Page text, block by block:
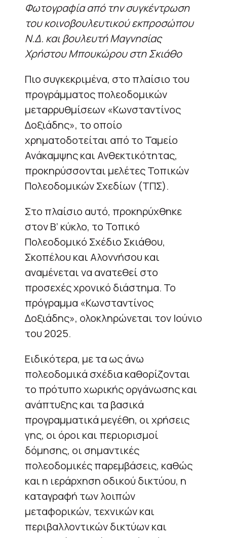
Φωτογραφία από την συγκέντρωση
του κοινοβουλευτικού εκπροσώπου
Ν.Δ. και βουλευτή Μαγνησίας
Χρήστου Μπουκώρου στη Σκιάθο
Πιο συγκεκριμένα, στο πλαίσιο του
προγράμματος πολεοδομικών
μεταρρυθμίσεων «Κωνσταντίνος
Δοξιάδης», το οποίο
χρηματοδοτείται από το Ταμείο
Ανάκαμψης και Ανθεκτικότητας,
προκηρύσσονται μελέτες Τοπικών
Πολεοδομικών Σχεδίων (ΤΠΣ).
Στο πλαίσιο αυτό, προκηρύχθηκε
στον Β’ κύκλο, το Τοπικό
Πολεοδομικό Σχέδιο Σκιάθου,
Σκοπέλου και Αλοννήσου και
αναμένεται να ανατεθεί στο
προσεχές χρονικό διάστημα. Το
πρόγραμμα «Κωνσταντίνος
Δοξιάδης», ολοκληρώνεται τον Ιούνιο
του 2025.
Ειδικότερα, με τα ως άνω
πολεοδομικά σχέδια καθορίζονται
το πρότυπο χωρικής οργάνωσης και
ανάπτυξης και τα βασικά
προγραμματικά μεγέθη, οι χρήσεις
γης, οι όροι και περιορισμοί
δόμησης, οι σημαντικές
πολεοδομικές παρεμβάσεις, καθώς
και η ιεράρχηση οδικού δικτύου, η
καταγραφή των λοιπών
μεταφορικών, τεχνικών και
περιβαλλοντικών δικτύων και